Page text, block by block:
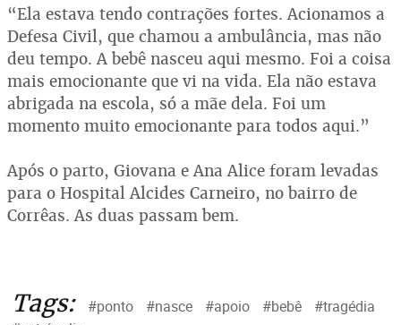
“Ela estava tendo contrações fortes. Acionamos a
Defesa Civil, que chamou a ambulância, mas não
deu tempo. A bebê nasceu aqui mesmo. Foi a coisa
mais emocionante que vi na vida. Ela não estava
abrigada na escola, só a mãe dela. Foi um
momento muito emocionante para todos aqui.”
Após o parto, Giovana e Ana Alice foram levadas
para o Hospital Alcides Carneiro, no bairro de
Corrêas. As duas passam bem.
Tags: #ponto #nasce #apoio #bebê
#tragédia